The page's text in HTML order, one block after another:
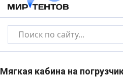
Мягкая кабина на